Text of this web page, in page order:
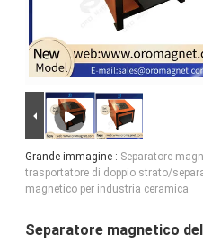
Grande immagine : Separatore
trasportatore di doppio strato/
magnetico per industria ceramica
Separatore magnetico